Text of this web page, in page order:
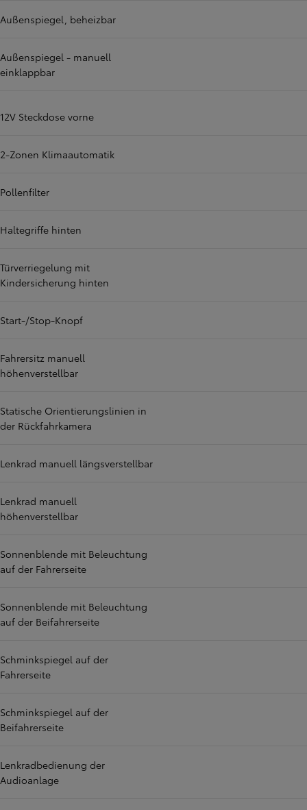
Außenspiegel, beheizbar
Außenspiegel - manuell
einklappbar
12V Steckdose vorne
2-Zonen Klimaautomatik
Pollenfilter
Haltegriffe hinten
Türverriegelung mit
Kindersicherung hinten
Start-/Stop-Knopf
Fahrersitz manuell
höhenverstellbar
Statische Orientierungslinien in
der Rückfahrkamera
Lenkrad manuell längsverstellbar
Lenkrad manuell
höhenverstellbar
Sonnenblende mit Beleuchtung
auf der Fahrerseite
Sonnenblende mit Beleuchtung
auf der Beifahrerseite
Schminkspiegel auf der
Fahrerseite
Schminkspiegel auf der
Beifahrerseite
Lenkradbedienung der
Audioanlage